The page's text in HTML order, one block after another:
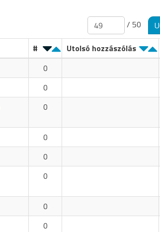
/ 50
# Utolsó hozzászólás
0
0
0
0
0
0
0
0